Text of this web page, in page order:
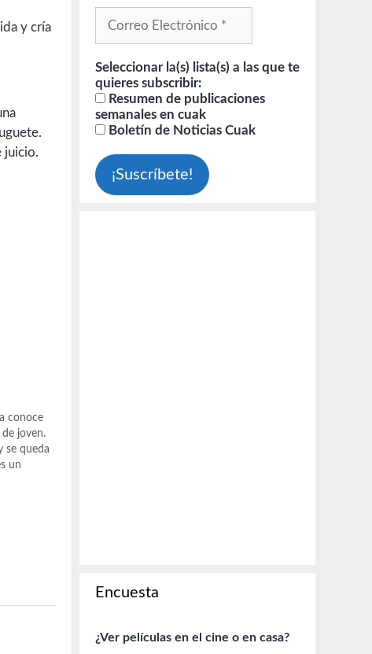
y cría
juicio.
conoce
joven.
se queda
un
Seleccionar la(s) lista(s) a las que te
quieres subscribir:
Resumen de publicaciones
semanales en cuak
Boletín de Noticias Cuak
Encuesta
¿Ver películas en el cine o en casa?